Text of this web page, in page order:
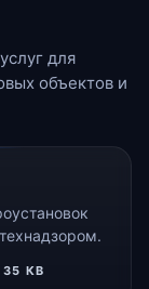
для
объектов и
КВ